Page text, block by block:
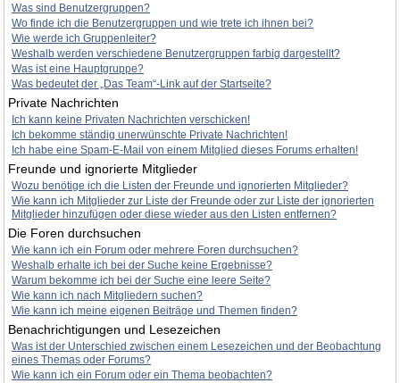
Was sind Benutzergruppen?
Wo finde ich die Benutzergruppen und wie trete ich ihnen bei?
Wie werde ich Gruppenleiter?
Weshalb werden verschiedene Benutzergruppen farbig dargestellt?
Was ist eine Hauptgruppe?
Was bedeutet der „Das Team“-Link auf der Startseite?
Private Nachrichten
Ich kann keine Privaten Nachrichten verschicken!
Ich bekomme ständig unerwünschte Private Nachrichten!
Ich habe eine Spam-E-Mail von einem Mitglied dieses Forums erhalten!
Freunde und ignorierte Mitglieder
Wozu benötige ich die Listen der Freunde und ignorierten Mitglieder?
Wie kann ich Mitglieder zur Liste der Freunde oder zur Liste der ignorierten
Mitglieder hinzufügen oder diese wieder aus den Listen entfernen?
Die Foren durchsuchen
Wie kann ich ein Forum oder mehrere Foren durchsuchen?
Weshalb erhalte ich bei der Suche keine Ergebnisse?
Warum bekomme ich bei der Suche eine leere Seite?
Wie kann ich nach Mitgliedern suchen?
Wie kann ich meine eigenen Beiträge und Themen finden?
Benachrichtigungen und Lesezeichen
Was ist der Unterschied zwischen einem Lesezeichen und der Beobachtung
eines Themas oder Forums?
Wie kann ich ein Forum oder ein Thema beobachten?